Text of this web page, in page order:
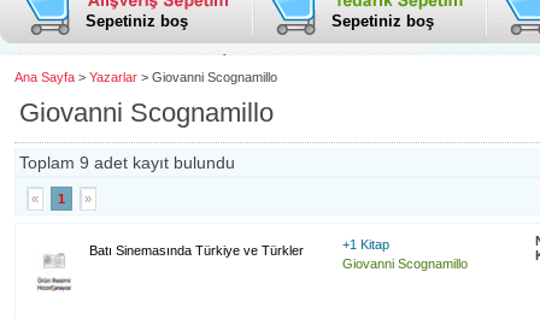
Sepetiniz boş Sepetiniz boş
Ana Sayfa > Yazarlar > Giovanni Scognamillo
Giovanni Scognamillo
Toplam 9 adet kayıt bulundu
« 1 »
Batı Sinemasında Türkiye ve Türkler
+1 Kitap
Giovanni Scognamillo